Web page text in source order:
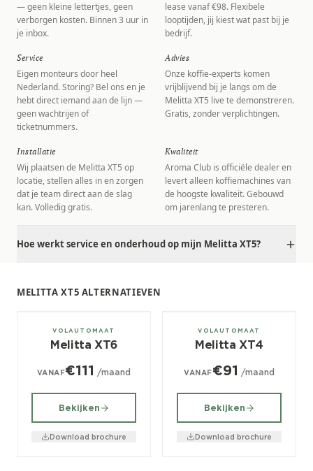
— geen kleine lettertjes, geen
verborgen kosten. Binnen 3 uur in
je inbox.
lease vanaf €98. Flexibele
looptijden, jij kiest wat past bij je
bedrijf.
Service
Eigen monteurs door heel
Nederland. Storing? Bel ons en je
hebt direct iemand aan de lijn —
geen wachtrijen of
ticketnummers.
Advies
Onze koffie-experts komen
vrijblijvend bij je langs om de
Melitta XT5 live te demonstreren.
Gratis, zonder verplichtingen.
Installatie
Wij plaatsen de Melitta XT5 op
locatie, stellen alles in en zorgen
dat je team direct aan de slag
kan. Volledig gratis.
Kwaliteit
Aroma Club is officiële dealer en
levert alleen koffiemachines van
de hoogste kwaliteit. Gebouwd
om jarenlang te presteren.
Hoe werkt service en onderhoud op mijn Melitta XT5?
MELITTA XT5 ALTERNATIEVEN
± 150/dag
VOLAUTOMAAT
Melitta XT6
VANAF€111 /maand
Bekijken
Download brochure
± 100/dag
VOLAUTOMAAT
Melitta XT4
VANAF€91 /maand
Bekijken
Download brochure